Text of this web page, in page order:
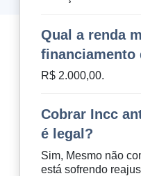
Qual a renda
financiamento
R$ 2.000,00.
Cobrar Incc
é legal?
Sim, Mesmo não
está sofrendo